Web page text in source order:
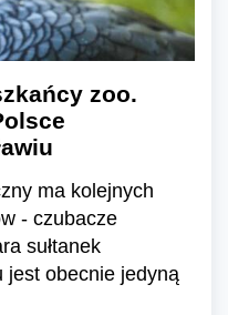
zoo.
ma kolejnych
- czubacze
sułtanek
jest obecnie jedyną